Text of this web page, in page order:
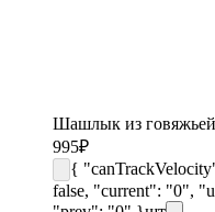
Шашлык из
995₽
{
false, "current": "0",